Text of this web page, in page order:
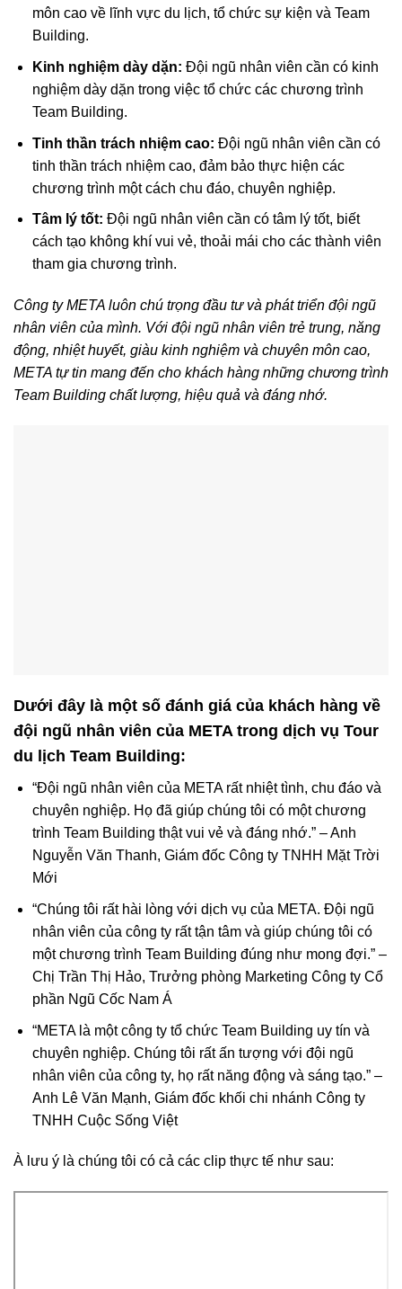
môn cao về lĩnh vực du lịch, tổ chức sự kiện và Team
Building.
Kinh nghiệm dày dặn: Đội ngũ nhân viên cần có kinh
nghiệm dày dặn trong việc tổ chức các chương trình
Team Building.
Tinh thần trách nhiệm cao: Đội ngũ nhân viên cần có
tinh thần trách nhiệm cao, đảm bảo thực hiện các
chương trình một cách chu đáo, chuyên nghiệp.
Tâm lý tốt: Đội ngũ nhân viên cần có tâm lý tốt, biết
cách tạo không khí vui vẻ, thoải mái cho các thành viên
tham gia chương trình.
Công ty META luôn chú trọng đầu tư và phát triển đội ngũ
nhân viên của mình. Với đội ngũ nhân viên trẻ trung, năng
động, nhiệt huyết, giàu kinh nghiệm và chuyên môn cao,
META tự tin mang đến cho khách hàng những chương trình
Team Building chất lượng, hiệu quả và đáng nhớ.
Dưới đây là một số đánh giá của khách hàng về
đội ngũ nhân viên của META trong dịch vụ Tour
du lịch Team Building:
“Đội ngũ nhân viên của META rất nhiệt tình, chu đáo và
chuyên nghiệp. Họ đã giúp chúng tôi có một chương
trình Team Building thật vui vẻ và đáng nhớ.” – Anh
Nguyễn Văn Thanh, Giám đốc Công ty TNHH Mặt Trời
Mới
“Chúng tôi rất hài lòng với dịch vụ của META. Đội ngũ
nhân viên của công ty rất tận tâm và giúp chúng tôi có
một chương trình Team Building đúng như mong đợi.” –
Chị Trần Thị Hảo, Trưởng phòng Marketing Công ty Cổ
phần Ngũ Cốc Nam Á
“META là một công ty tổ chức Team Building uy tín và
chuyên nghiệp. Chúng tôi rất ấn tượng với đội ngũ
nhân viên của công ty, họ rất năng động và sáng tạo.” –
Anh Lê Văn Mạnh, Giám đốc khối chi nhánh Công ty
TNHH Cuộc Sống Việt
À lưu ý là chúng tôi có cả các clip thực tế như sau: